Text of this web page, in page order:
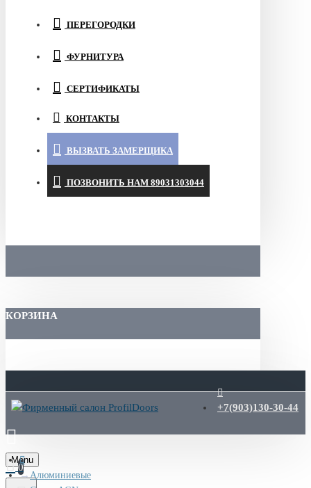
ПЕРЕГОРОДКИ
ФУРНИТУРА
СЕРТИФИКАТЫ
КОНТАКТЫ
ВЫЗВАТЬ ЗАМЕРЩИКА
ПОЗВОНИТЬ НАМ 89031303044
КОРЗИНА
+7(903)130-30-44
Menu
0
Алюминиевые